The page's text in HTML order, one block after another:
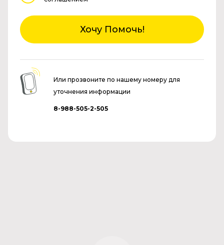
Хочу Помочь!
Или прозвоните по нашему номеру для
уточнения информации
8-988-505-2-505